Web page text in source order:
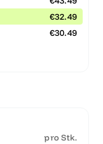
€32.49
€30.49
pro Stk.